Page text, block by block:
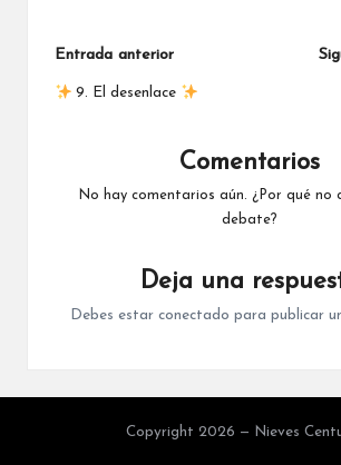
Navegación
de
Entrada anterior
9. El desenlace
Comentarios
No hay comentarios aún. ¿Por qué no
debate?
Deja una
Debes estar conectado para publicar
Copyright 2026 — Nieves